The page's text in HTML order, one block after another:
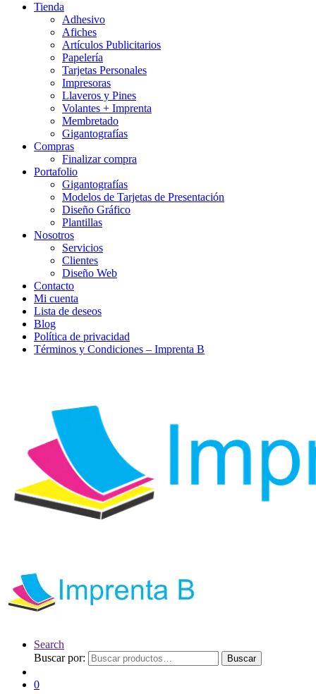
Tienda
Adhesivo
Afiches
Artículos Publicitarios
Papelería
Tarjetas Personales
Impresoras
Llaveros y Pines
Volantes + Imprenta
Membretado
Gigantografías
Compras
Finalizar compra
Portafolio
Gigantografías
Modelos de Tarjetas de Presentación
Diseño Gráfico
Plantillas
Nosotros
Servicios
Clientes
Diseño Web
Contacto
Mi cuenta
Lista de deseos
Blog
Política de privacidad
Términos y Condiciones – Imprenta B
Search
Buscar por:
Buscar
0